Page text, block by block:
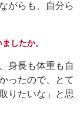
がらも、自分ら
したか。
身長も体重も自
ったので、とて
りたいな」と思